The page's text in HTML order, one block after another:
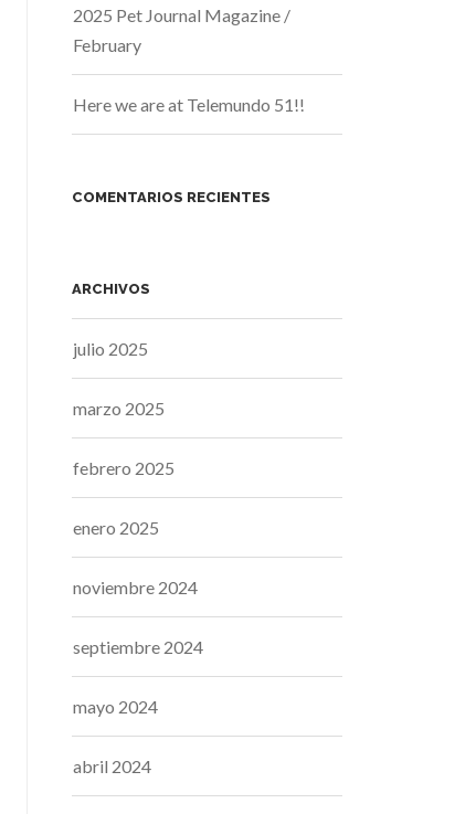
2025 Pet Journal Magazine /
February
Here we are at Telemundo 51!!
COMENTARIOS RECIENTES
ARCHIVOS
julio 2025
marzo 2025
febrero 2025
enero 2025
noviembre 2024
septiembre 2024
mayo 2024
abril 2024